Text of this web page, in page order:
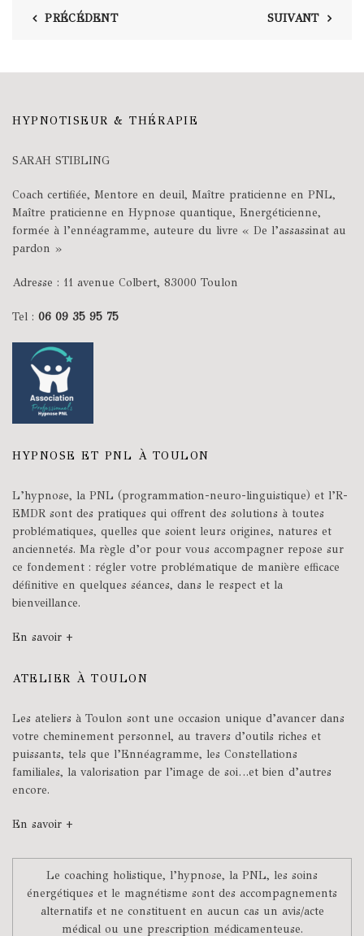
PRÉCÉDENT SUIVANT
HYPNOTISEUR & THÉRAPIE
SARAH STIBLING
Coach certifiée, Mentore en deuil, Maître praticienne en PNL,
Maître praticienne en Hypnose quantique, Energéticienne,
formée à l’ennéagramme, auteure du livre « De l’assassinat au
pardon »
Adresse : 11 avenue Colbert, 83000 Toulon
Tel : 06 09 35 95 75
HYPNOSE ET PNL À TOULON
L’hypnose, la PNL (programmation-neuro-linguistique) et l’R-
EMDR sont des pratiques qui offrent des solutions à toutes
problématiques, quelles que soient leurs origines, natures et
anciennetés. Ma règle d’or pour vous accompagner repose sur
ce fondement : régler votre problématique de manière efficace
définitive en quelques séances, dans le respect et la
bienveillance.
En savoir +
ATELIER À TOULON
Les ateliers à Toulon sont une occasion unique d’avancer dans
votre cheminement personnel, au travers d’outils riches et
puissants, tels que l’Ennéagramme, les Constellations
familiales, la valorisation par l’image de soi…et bien d’autres
encore.
En savoir +
Le coaching holistique, l’hypnose, la PNL, les soins
énergétiques et le magnétisme sont des accompagnements
alternatifs et ne constituent en aucun cas un avis/acte
médical ou une prescription médicamenteuse.